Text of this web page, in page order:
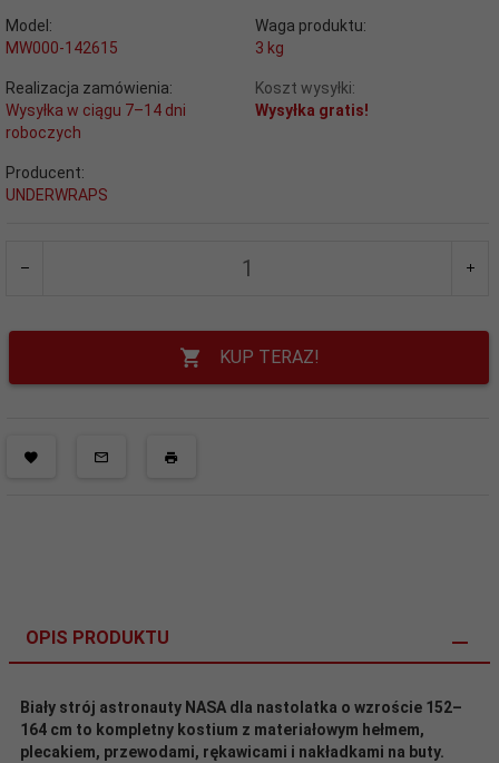
Model:
MW000-142615
Waga produktu:
3 kg
Realizacja zamówienia:
Wysyłka w ciągu 7–14 dni
roboczych
Koszt wysyłki:
Wysyłka gratis!
Producent:
UNDERWRAPS
KUP TERAZ!
OPIS PRODUKTU
Biały strój astronauty NASA dla nastolatka o wzroście 152–
164 cm to kompletny kostium z materiałowym hełmem,
plecakiem, przewodami, rękawicami i nakładkami na buty.